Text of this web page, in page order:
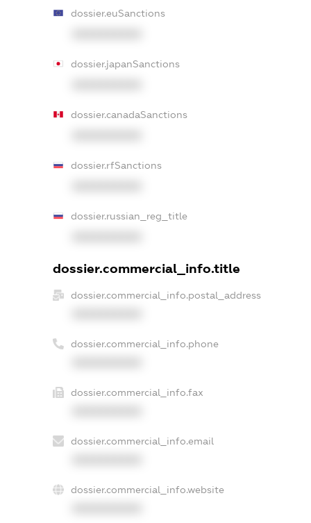
dossier.euSanctions
dossier.japanSanctions
dossier.canadaSanctions
dossier.rfSanctions
dossier.russian_reg_title
dossier.commercial_info.title
dossier.commercial_info.postal_address
dossier.commercial_info.phone
dossier.commercial_info.fax
dossier.commercial_info.email
dossier.commercial_info.website